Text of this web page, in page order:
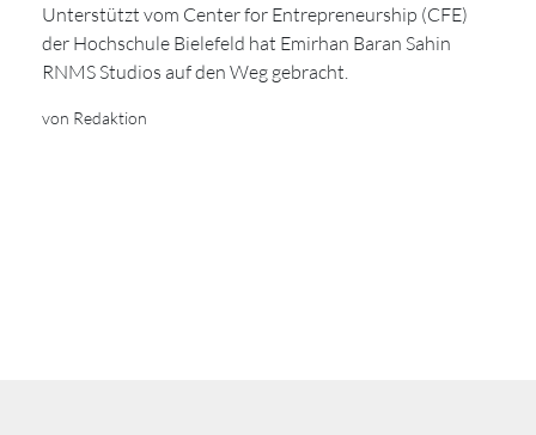
Unterstützt vom Center for Entrepreneurship (CFE)
der Hochschule Bielefeld hat Emirhan Baran Sahin
RNMS Studios auf den Weg gebracht.
von Redaktion